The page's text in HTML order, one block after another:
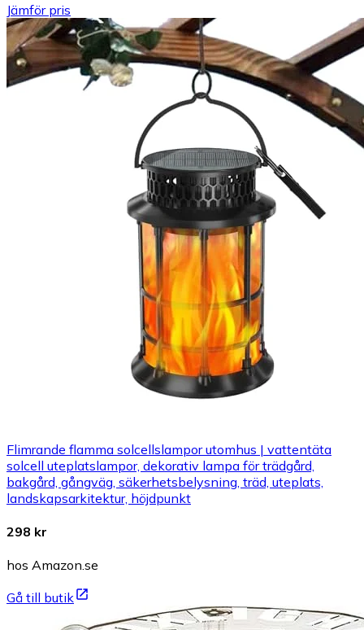
Jämför pris
Flimrande flamma solcellslampor utomhus | vattentäta
solcell uteplatslampor, dekorativ lampa för trädgård,
bakgård, gångväg, säkerhetsbelysning, träd, uteplats,
landskapsarkitektur, höjdpunkt
298 kr
hos Amazon.se
Gå till butik